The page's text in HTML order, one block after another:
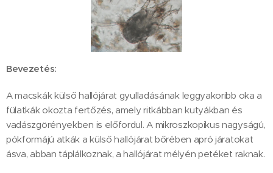
Bevezetés:
A macskák külső hallójárat gyulladásának leggyakoribb oka a
fülatkák okozta fertőzés, amely ritkábban kutyákban és
vadászgörényekben is előfordul. A mikroszkopikus nagyságú,
pókformájú atkák a külső hallójárat bőrében apró járatokat
ásva, abban táplálkoznak, a hallójárat mélyén petéket raknak.